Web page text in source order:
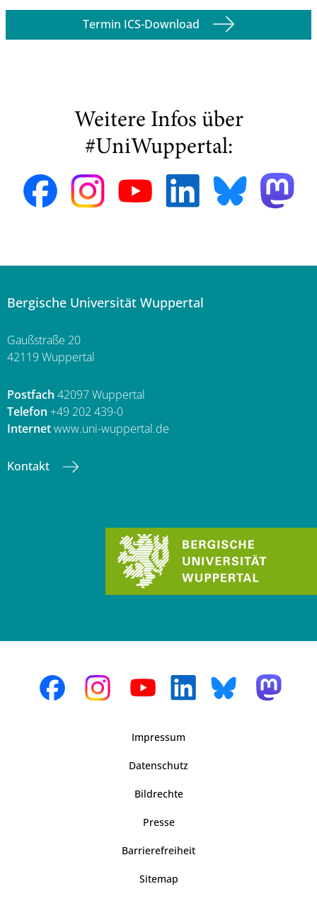
Termin ICS-Download
Weitere Infos über
#UniWuppertal:
Bergische Universität Wuppertal
Gaußstraße 20
42119 Wuppertal
Postfach 42097 Wuppertal
Telefon +49 202 439-0
Internetwww.uni-wuppertal.de
Kontakt
Impressum
Datenschutz
Bildrechte
Presse
Barrierefreiheit
Sitemap